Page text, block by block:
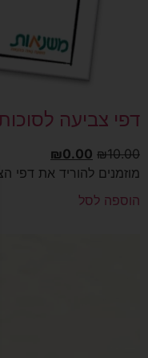
דפי צביעה
₪10.00
₪0.00
מוזמנים להוריד את דפי
הוספה לסל